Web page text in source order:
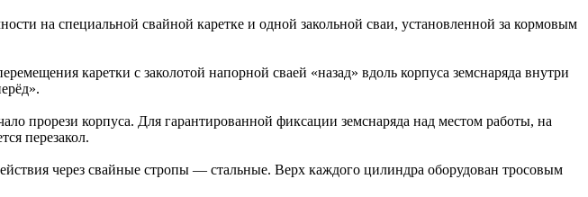
на специальной свайной каретке и одной закольной сваи, установленной за кормовым
каретки с заколотой напорной сваей «назад» вдоль корпуса земснаряда внутри
прорези корпуса. Для гарантированной фиксации земснаряда над местом работы, на
перезакол.
через свайные стропы — стальные. Верх каждого цилиндра оборудован тросовым